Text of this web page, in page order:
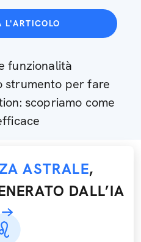
L'ARTICOLO
funzionalità
strumento per fare
scopriamo come
ASTRALE,
DALL’IA